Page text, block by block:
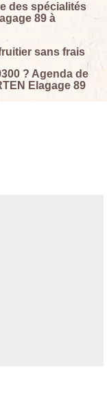
des spécialités
89 à
sans frais
? Agenda de
Elagage 89